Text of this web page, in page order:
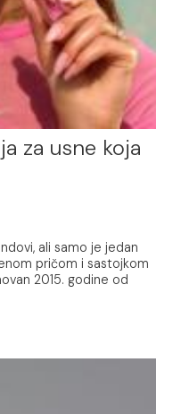
za usne koja
ali samo je jedan
pričom i sastojkom
2015. godine od